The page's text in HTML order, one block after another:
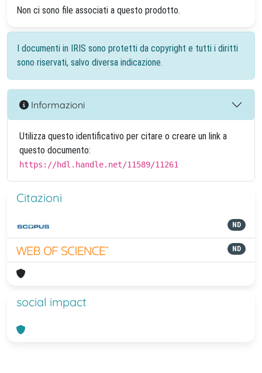
Non ci sono file associati a questo prodotto.
I documenti in IRIS sono protetti da copyright e tutti i diritti
sono riservati, salvo diversa indicazione.
Informazioni
Utilizza questo identificativo per citare o creare un link a
questo documento:
https://hdl.handle.net/11589/11261
Citazioni
ND
ND
social impact